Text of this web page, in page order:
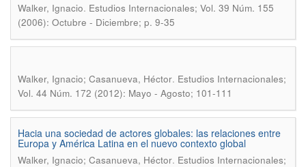
Walker, Ignacio. Estudios Internacionales; Vol. 39 Núm. 155
(2006): Octubre - Diciembre; p. 9-35
Walker, Ignacio; Casanueva, Héctor. Estudios Internacionales;
Vol. 44 Núm. 172 (2012): Mayo - Agosto; 101-111
Hacia una sociedad de actores globales: las relaciones entre
Europa y América Latina en el nuevo contexto global
Walker, Ignacio; Casanueva, Héctor. Estudios Internacionales;